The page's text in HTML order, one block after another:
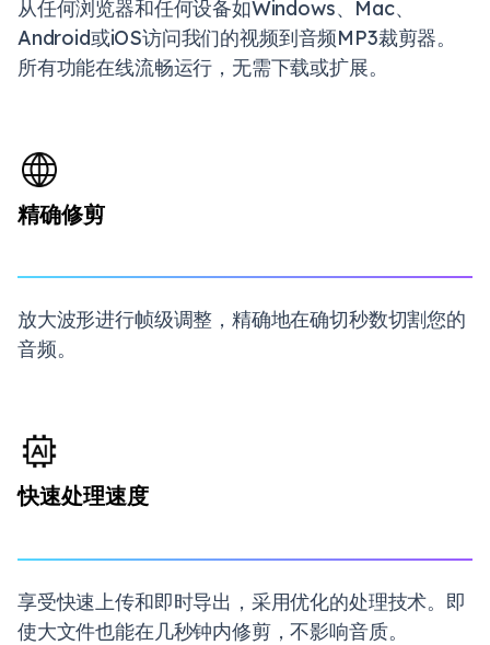
从任何浏览器和任何设备如Windows、Mac、
Android或iOS访问我们的视频到音频MP3裁剪器。
所有功能在线流畅运行，无需下载或扩展。
精确修剪
放大波形进行帧级调整，精确地在确切秒数切割您的
音频。
快速处理速度
享受快速上传和即时导出，采用优化的处理技术。即
使大文件也能在几秒钟内修剪，不影响音质。